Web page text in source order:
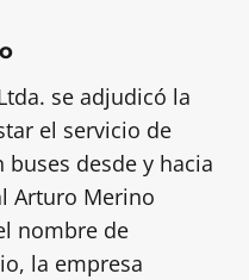
se adjudicó la
el servicio de
desde y hacia
Arturo Merino
nombre de
la empresa